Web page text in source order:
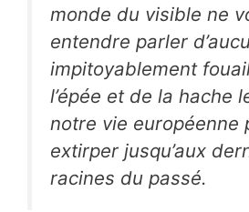
monde du visible ne
entendre parler
impitoyablement
l’épée et de la hache
notre vie européenne
extirper jusqu’aux
racines du passé.